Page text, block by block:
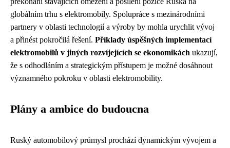
globálním trhu s elektromobily. Spolupráce s mezinárodními
partnery v oblasti technologií a výroby by mohla urychlit vývoj
a přinést pokročilá řešení. Příklady úspěšných implementací
elektromobilů v jiných rozvíjejících se ekonomikách ukazují,
že s odhodláním a strategickým přístupem je možné dosáhnout
významného pokroku v oblasti elektromobility.
Plány a ambice do budoucna
Ruský automobilový průmysl prochází dynamickým vývojem a